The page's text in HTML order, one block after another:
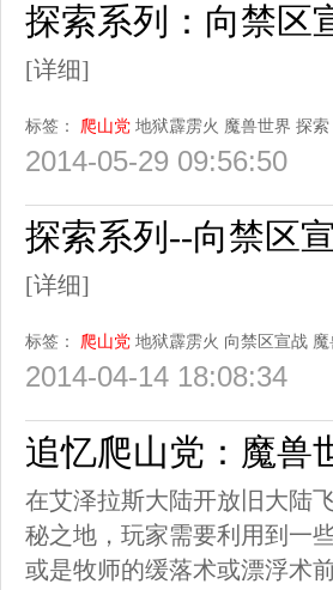
探索系列：向禁区
[详细]
标签： 爬山党 地狱霹雳火 魔兽世界 探索
2014-05-29 09:56:50
探索系列--向禁区
[详细]
标签： 爬山党 地狱霹雳火 向禁区宣战 魔
2014-04-14 18:08:34
追忆爬山党：魔兽
在艾泽拉斯大陆开放旧大陆
秘之地，玩家需要利用到一
或是牧师的缓落术或漂浮术